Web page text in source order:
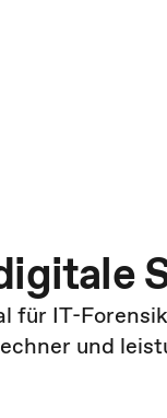
für IT-
und